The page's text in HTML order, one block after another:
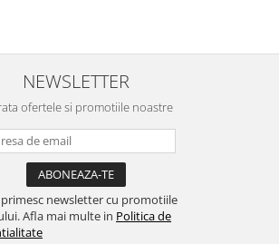
NEWSLETTER
ofertele si promotiile noastre
primesc newsletter cu promotiile
Afla mai multe in Politica de